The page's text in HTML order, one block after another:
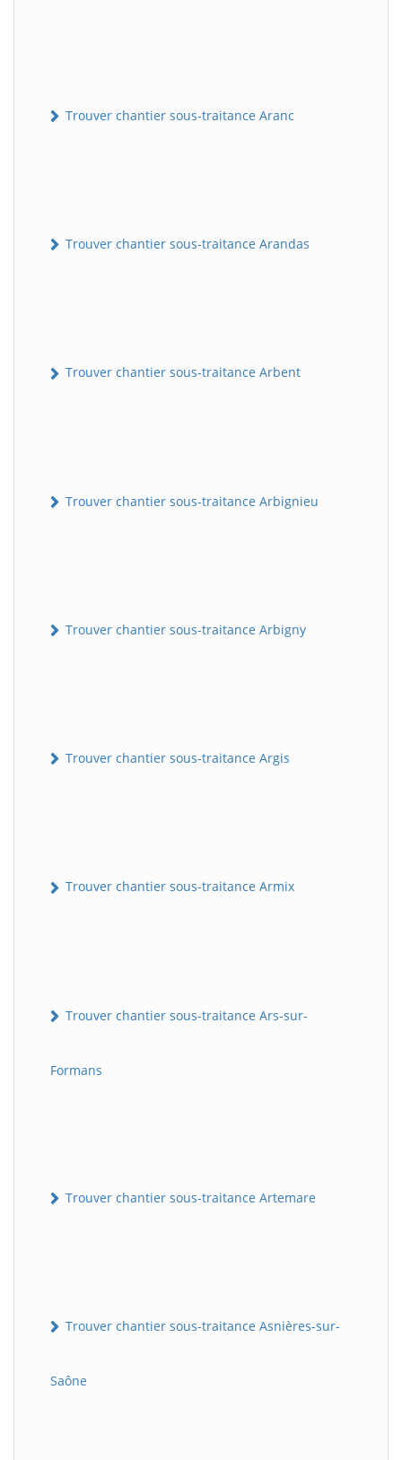
Trouver chantier sous-traitance Aranc
Trouver chantier sous-traitance Arandas
Trouver chantier sous-traitance Arbent
Trouver chantier sous-traitance Arbignieu
Trouver chantier sous-traitance Arbigny
Trouver chantier sous-traitance Argis
Trouver chantier sous-traitance Armix
Trouver chantier sous-traitance Ars-sur-
Formans
Trouver chantier sous-traitance Artemare
Trouver chantier sous-traitance Asnières-sur-
Saône